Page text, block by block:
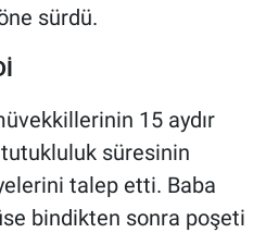
öne sürdü.
15 aydır
süresinin
talep etti. Baba
bindikten sonra poşeti